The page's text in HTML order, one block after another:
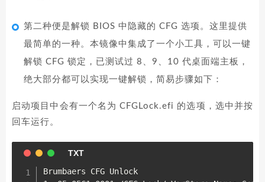
第二种便是解锁 BIOS 中隐藏的 CFG 选项。这里提供
最简单的一种。本镜像中集成了一个小工具，可以一键
解锁 CFG 锁定，已测试过 8、9、10 代桌面端主板，
绝大部分都可以实现一键解锁，简易步骤如下：
启动项目中会有一个名为 CFGLock.efi 的选项，选中并按
回车运行。
Brumbaers CFG Unlock